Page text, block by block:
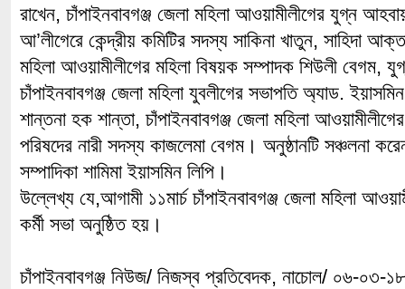
রাখেন, চাঁপাইনবাবগঞ্জ জেলা মহিলা আওয়ামীলীগের যুগ্ন
আ’লীগেরে কেন্দ্রীয় কমিটির সদস্য সাকিনা খাতুন, সাহিদা
মহিলা আওয়ামীলীগের মহিলা বিষয়ক সম্পাদক শিউলী বেগম,
চাঁপাইনবাবগঞ্জ জেলা মহিলা যুবলীগের সভাপতি অ্যাড.
শান্তনা হক শান্তা, চাঁপাইনবাবগঞ্জ জেলা মহিলা
পরিষদের নারী সদস্য কাজলেমা বেগম। অনুষ্ঠানটি সঞ্চলনা
সম্পাদিকা শামিমা ইয়াসমিন লিপি।
উল্লেখ্য যে,আগামী ১১মার্চ চাঁপাইনবাবগঞ্জ জেলা মহিলা
কর্মী সভা অনুষ্ঠিত হয়।
চাঁপাইনবাবগঞ্জ নিউজ/ নিজস্ব প্রতিবেদক, নাচোল/ ০৬-০৩-১৮